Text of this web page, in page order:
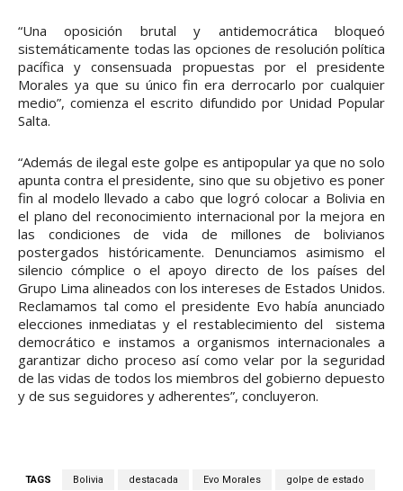
“Una oposición brutal y antidemocrática bloqueó
sistemáticamente todas las opciones de resolución política
pacífica y consensuada propuestas por el presidente
Morales ya que su único fin era derrocarlo por cualquier
medio”, comienza el escrito difundido por Unidad Popular
Salta.
“Además de ilegal este golpe es antipopular ya que no solo
apunta contra el presidente, sino que su objetivo es poner
fin al modelo llevado a cabo que logró colocar a Bolivia en
el plano del reconocimiento internacional por la mejora en
las condiciones de vida de millones de bolivianos
postergados históricamente. Denunciamos asimismo el
silencio cómplice o el apoyo directo de los países del
Grupo Lima alineados con los intereses de Estados Unidos.
Reclamamos tal como el presidente Evo había anunciado
elecciones inmediatas y el restablecimiento del sistema
democrático e instamos a organismos internacionales a
garantizar dicho proceso así como velar por la seguridad
de las vidas de todos los miembros del gobierno depuesto
y de sus seguidores y adherentes”, concluyeron.
TAGS Bolivia destacada Evo Morales golpe de estado